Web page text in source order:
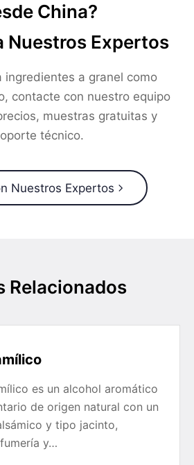
China?
Nuestros Expertos
ingredientes a granel como
contacte con nuestro equipo
muestras gratuitas y
técnico.
Nuestros Expertos
Relacionados
es un alcohol aromático
de origen natural con un
y tipo jacinto,
y…